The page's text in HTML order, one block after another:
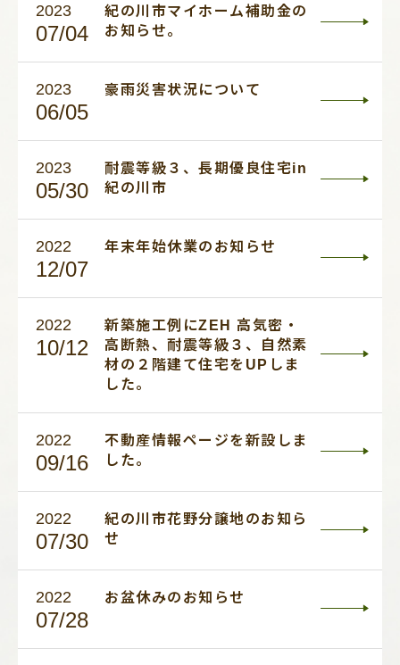
2023
07/04
紀の川市マイホーム補助金の
お知らせ。
2023
06/05
豪雨災害状況について
2023
05/30
耐震等級３、長期優良住宅in
紀の川市
2022
12/07
年末年始休業のお知らせ
2022
10/12
新築施工例にZEH 高気密・
高断熱、耐震等級３、自然素
材の２階建て住宅をUPしま
した。
2022
09/16
不動産情報ページを新設しま
した。
2022
07/30
紀の川市花野分譲地のお知ら
せ
2022
07/28
お盆休みのお知らせ